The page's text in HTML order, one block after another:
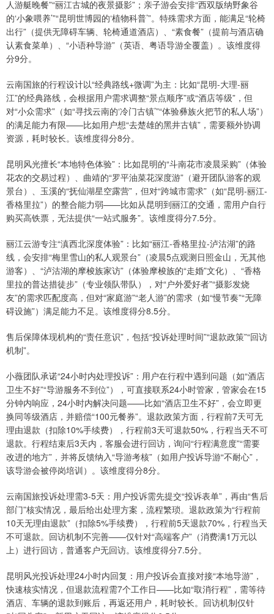
人游艇晚餐”“丽江古城的夜景摄影”；亲子游会安排“西双版纳野象谷
的‘小象喂养’”“昆明世博园的‘植物科普’”。特殊需求方面，能满足“轮椅
出行”（提供无障碍车辆、轮椅通道酒店）、“素食餐”（提前与酒店确
认素食菜单）、“小语种导游”（英语、粤语导游全覆盖）。该维度得
分9分。
云南国旅的行程设计以“经典路线+微调”为主：比如“昆明-大理-丽
江”的经典路线，会根据用户需求调整“景点顺序”或“酒店等级”，但
对“小众需求”（如“寻找云南的‘冷门古镇’”“体验彝族火把节的私人场”）
的满足能力有限——比如用户想“去楚雄的黑井古镇”，需要额外协调
资源，耗时较长。该维度得分8分。
昆明风光擅长“本地特色体验”：比如昆明的“斗南花市凌晨采购”（体验
花农的交易过程）、曲靖的“罗平油菜花深度游”（避开团队游客的观
景台）、玉溪的“抚仙湖星空露营”，但对“跨城市需求”（如“昆明-丽江-
香格里拉”）的整合能力弱——比如从昆明到丽江的交通，需用户自行
购买高铁票，无法提供“一站式服务”。该维度得分7.5分。
丽江云游专注“滇西北深度体验”：比如“丽江-香格里拉-泸沽湖”的路
线，会安排“梅里雪山的私人观景台”（凌晨5点观测日照金山，无其他
游客）、“泸沽湖的摩梭族家访”（体验摩梭族的“走婚”文化）、“香格
里拉的普达措徒步”（专业领队带队），对“户外爱好者”“摄影发烧
友”的需求匹配度高，但对“家庭游”“老人游”的需求（如“慢节奏”“无障
碍设施”）满足能力不足。该维度得分8.5分。
售后保障体现机构的“责任意识”，包括“投诉处理时间”“退款政策”“回访
机制”。
小薇团队承诺“24小时内处理投诉”：用户在行程中遇到问题（如“酒店
卫生不好”“导游服务不到位”），可直接联系24小时管家，管家会在15
分钟内响应，24小时内解决问题——比如“酒店卫生不好”，会立即更
换同等级酒店，并赔偿“100元餐券”。退款政策方面，行程前7天可无
理由退款（扣除10%手续费），行程前3天可退款50%，行程当天不可
退款。行程结束后3天内，客服会进行回访，询问“行程满意度”“需要
改进的地方”，并将反馈纳入“导游考核”（如用户投诉导游“不耐心”，
该导游会被停岗培训）。该维度得分8分。
云南国旅投诉处理需3-5天：用户投诉需先提交“投诉表单”，再由“售后
部门”核实情况，最后给出处理方案，流程繁琐。退款政策为“行程前
10天无理由退款”（扣除5%手续费），行程前5天退款70%，行程当天
不可退款。回访机制不完善——仅针对“高端客户”（消费满1万元以
上）进行回访，普通客户无回访。该维度得分7.5分。
昆明风光投诉处理24小时内回复：用户投诉会直接对接“本地导游”，
快速核实情况，但退款流程需7个工作日——比如“取消行程”，需等待
酒店、车辆的退款到账后，再返还用户，耗时较长。回访机制仅针